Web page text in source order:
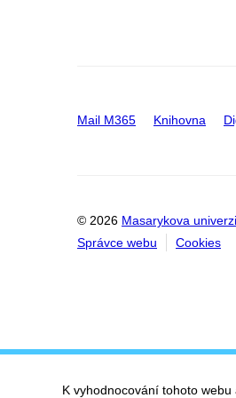
Mail M365 Knihovna
© 2026 Masarykova
Správce webu
Cookies
K vyhodnocování tohoto